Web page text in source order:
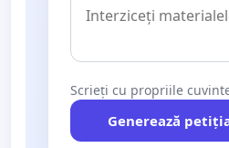
Scrieți cu propriile
Generează